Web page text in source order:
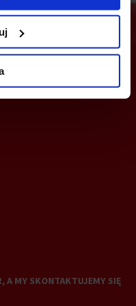
tą ofertą?
A MY SKONTAKTUJEMY SIĘ